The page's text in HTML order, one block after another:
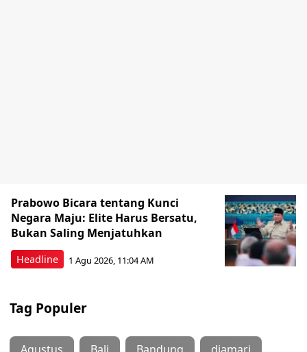
Headline
Prabowo Bicara tentang Kunci
Negara Maju: Elite Harus Bersatu,
Bukan Saling Menjatuhkan
1 Agu 2026, 11:04 AM
Tag Populer